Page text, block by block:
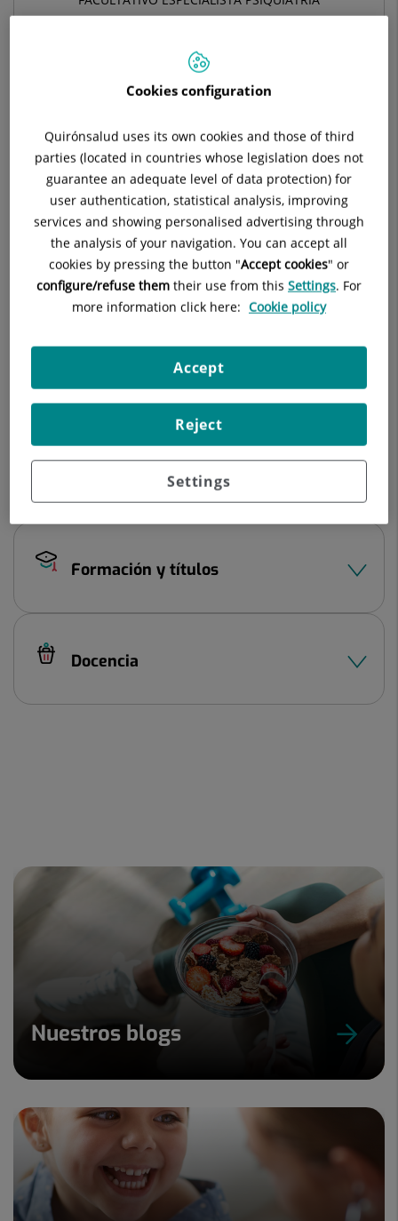
Pedir cita
Pide cita con este profesional en otros hospitales:
Hospital Universitario Ruber Juan Bravo
C/ Juan Bravo, 39 y 49
28006 Madrid
910 687 999
Datos del profesional
Experiencia profesional
Formación y títulos
Docencia
Nuestros blogs
Cookies configuration
Quirónsalud uses its own cookies and those of third
parties (located in countries whose legislation does not
guarantee an adequate level of data protection) for
user authentication, statistical analysis, improving
services and showing personalised advertising through
the analysis of your navigation. You can accept all
cookies by pressing the button "Accept cookies" or
configure/refuse them their use from this Settings. For
more information click here: Cookie policy
Settings
Reject
Accept